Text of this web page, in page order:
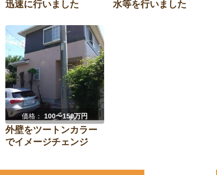
迅速に行いました 水等を行いました
価格： 100〜150万円
外壁をツートンカラー
でイメージチェンジ